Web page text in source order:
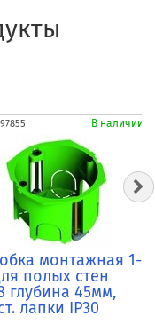
В наличии
монтажная 1-
полых стен
глубина 45мм,
лапки IP30